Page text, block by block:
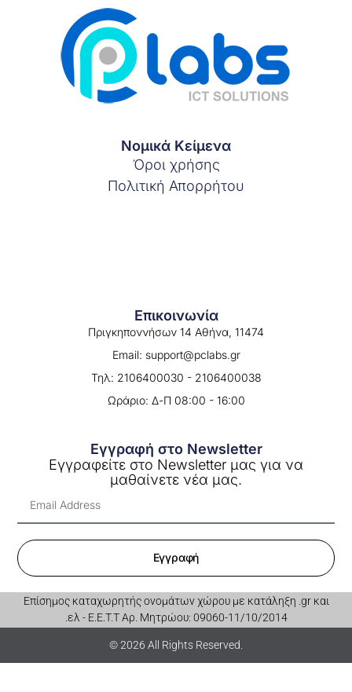
Νομικά Κείμενα
Όροι χρήσης
Πολιτική Απορρήτου
Επικοινωνία
Πριγκηποννήσων 14 Αθήνα, 11474
Email: support@pclabs.gr
Τηλ: 2106400030 - 2106400038
Ωράριο: Δ-Π 08:00 - 16:00
Εγγραφή στο Newsletter
Εγγραφείτε στο Newsletter μας για να
μαθαίνετε νέα μας.
Εγγραφή
Επίσημος καταχωρητής ονομάτων χώρου με κατάληξη .gr και
.ελ - E.E.T.T Αρ. Μητρώου: 09060-11/10/2014
© 2026 All Rights Reserved.